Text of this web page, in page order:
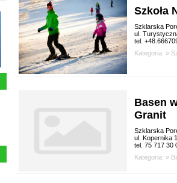
Szkoła
Szklarska
ul.
tel.
Kategoria: »
Basen
Granit
Szklarska
ul. Kopernika
tel. 75 717 30
Kategoria: »